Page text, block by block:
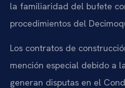
la familiaridad del bufete
procedimientos del
Los contratos de
mención especial debido a
generan disputas en el